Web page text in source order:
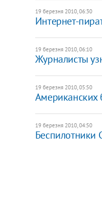
19 березня 2010, 06:30
Интернет-
19 березня 2010, 06:10
Журналисты
19 березня 2010, 05:50
Американских
19 березня 2010, 04:50
Беспилотники